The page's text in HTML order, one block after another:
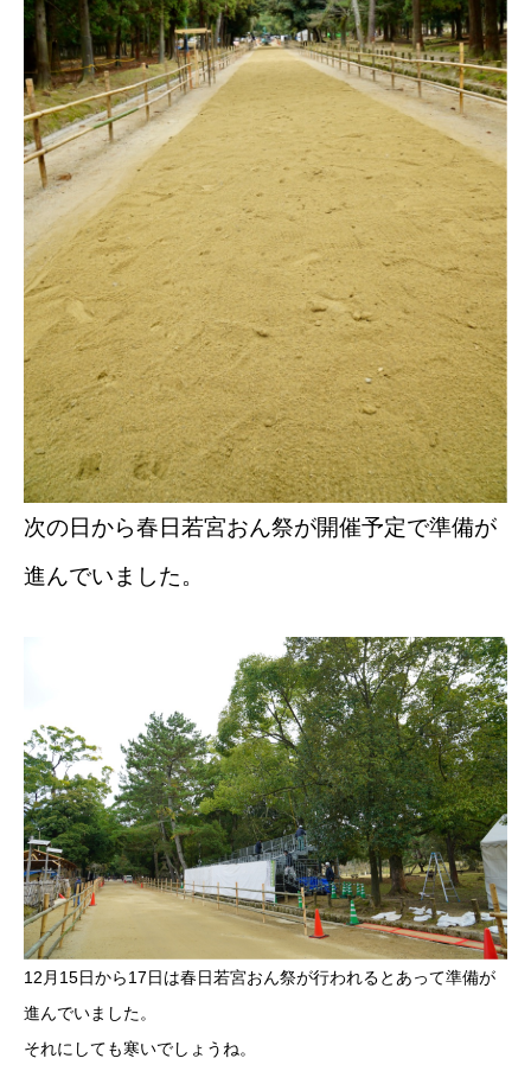
次の日から春日若宮おん祭が開催予定で準備が
進んでいました。
12月15日から17日は春日若宮おん祭が行われるとあって準備が
進んでいました。
それにしても寒いでしょうね。